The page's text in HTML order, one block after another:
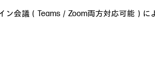
会議（Teams／Zoom両方対応可能）